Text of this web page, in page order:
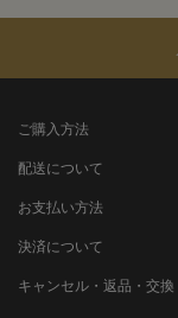
ご購入方法
配送について
お支払い方法
決済について
キャンセル・返品・交換